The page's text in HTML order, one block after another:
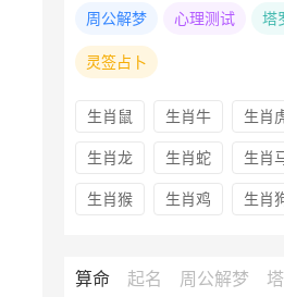
周公解梦 心理测试 塔
灵签占卜
生肖鼠 生肖牛 生肖
生肖龙 生肖蛇 生肖
生肖猴 生肖鸡 生肖
算命 起名 周公解梦